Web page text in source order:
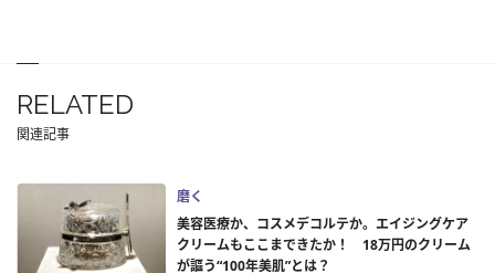
RELATED
関連記事
磨く
美容医療か、コスメデコルテか。エイジングケア
クリームもここまできたか！ 18万円のクリーム
が謳う“100年美肌”とは？